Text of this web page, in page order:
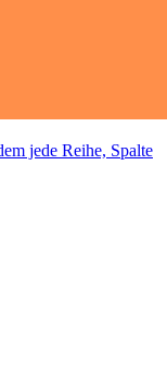
jede Reihe, Spalte